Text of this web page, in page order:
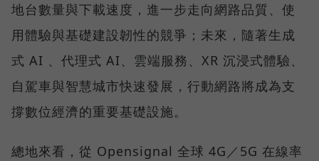
地台數量與下載速度，進一步走向網路品質、使
用體驗與基礎建設韌性的競爭；未來，隨著生成
式 AI 、代理式 AI、雲端服務、XR 沉浸式體驗、
自駕車與智慧城市快速發展，行動網路將成為支
撐數位經濟的重要基礎設施。
總地來看，從 Opensignal 全球 4G／5G 在線率